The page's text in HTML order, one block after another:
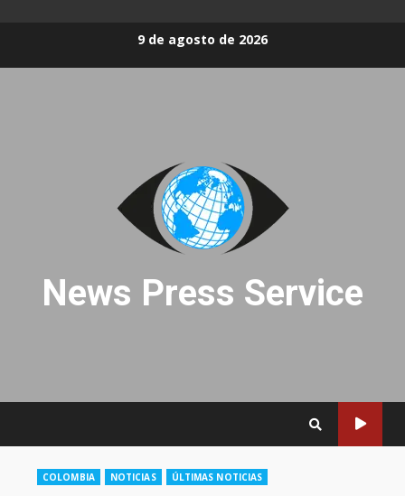
9 de agosto de 2026
News Press Service
COLOMBIA NOTICIAS ÚLTIMAS NOTICIAS